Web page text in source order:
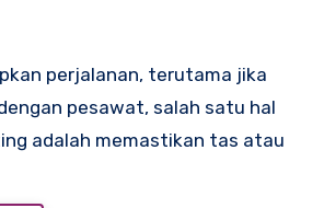
Anda
pesawat, salah satu hal
adalah memastikan tas atau